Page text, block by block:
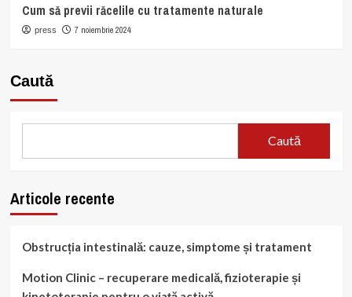
Cum să previi răcelile cu tratamente naturale
press 7 noiembrie 2024
Caută
Caută
Articole recente
Obstrucția intestinală: cauze, simptome și tratament
Motion Clinic – recuperare medicală, fizioterapie și